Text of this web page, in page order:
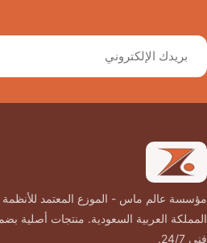
مؤسسة عالم ماس - الموزع المعتمد للأنظمة
المملكة العربية السعودية. منتجات أصلية
فني 24/7.